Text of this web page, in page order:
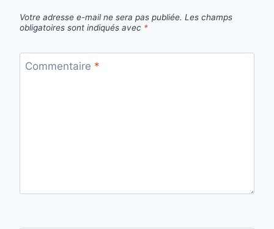
Votre adresse e-mail ne sera pas publiée. Les champs
obligatoires sont indiqués avec *
Commentaire *